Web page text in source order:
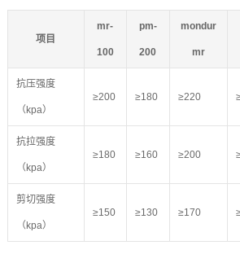
项目
mr-
100
pm-
200
mondur
mr
抗压强度
（kpa）
≥200 ≥180 ≥220
抗拉强度
（kpa）
≥180 ≥160 ≥200
剪切强度
（kpa）
≥150 ≥130 ≥170